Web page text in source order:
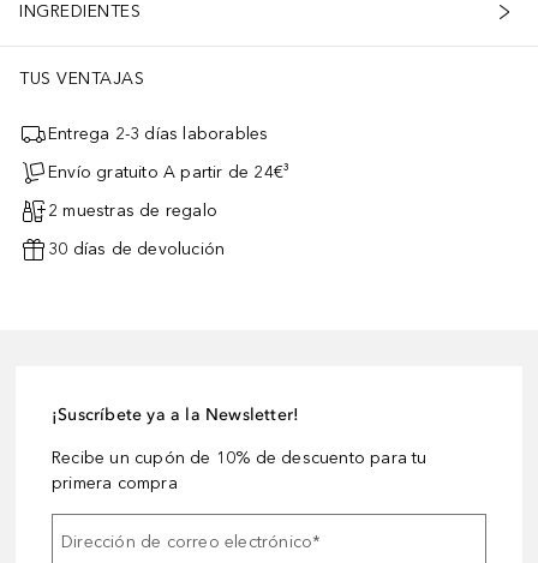
INGREDIENTES
TUS VENTAJAS
Entrega 2-3 días laborables
Envío gratuito A partir de 24€³
2 muestras de regalo
30 días de devolución
¡Suscríbete ya a la Newsletter!
Recibe un cupón de 10% de descuento para tu
primera compra
Dirección de correo electrónico*